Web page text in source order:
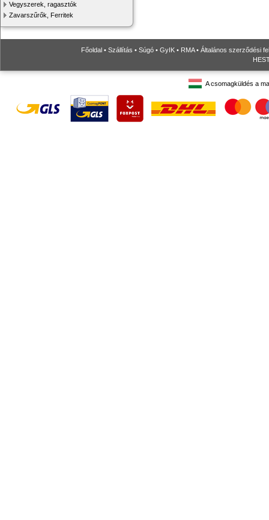
Vegyszerek, ragasztók
Zavarszűrők, Ferritek
Főoldal • Szállítás • Súgó • GyIK • RMA• Általános szerződési
A csomagküldés a